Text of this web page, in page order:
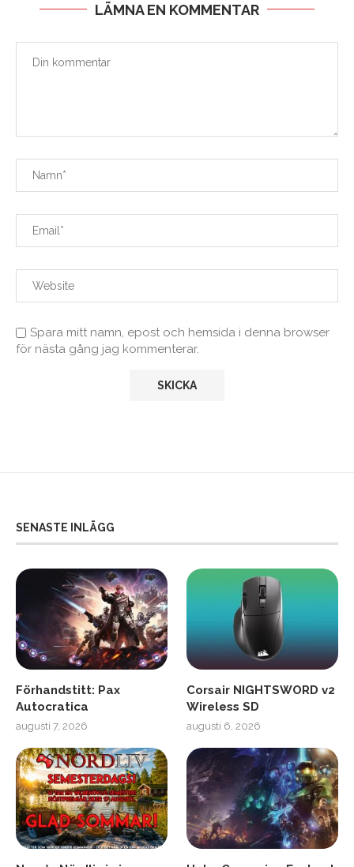
LÄMNA EN KOMMENTAR
Spara mitt namn, epost och hemsida i denna browser
för nästa gång jag kommenterar.
SENASTE INLÄGG
Förhandstitt: Pax
Autocratica
augusti 7, 2026
Corsair NIGHTSWORD v2
Wireless SD
augusti 6, 2026